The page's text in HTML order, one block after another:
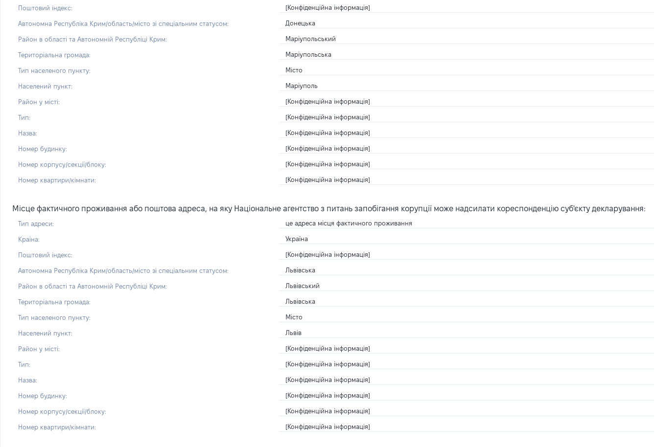
Поштовий індекс: [Конфіденційна інформація]
Автономна Республіка Крим/область/місто зі спеціальним статусом: Донецька
Район в області та Автономній Республіці Крим: Маріупольський
Територіальна громада: Маріупольська
Тип населеного пункту: Місто
Населений пункт: Маріуполь
Район у місті: [Конфіденційна інформація]
Тип: [Конфіденційна інформація]
Назва: [Конфіденційна інформація]
Номер будинку: [Конфіденційна інформація]
Номер корпусу/секції/блоку: [Конфіденційна інформація]
Номер квартири/кімнати: [Конфіденційна інформація]
Місце фактичного проживання або поштова адреса, на яку Національне агентство з питань запобігання корупції може надсилати кореспонденцію суб'єкту декларування:
Тип адреси: це адреса місця фактичного проживання
Країна: Україна
Поштовий індекс: [Конфіденційна інформація]
Автономна Республіка Крим/область/місто зі спеціальним статусом: Львівська
Район в області та Автономній Республіці Крим: Львівський
Територіальна громада: Львівська
Тип населеного пункту: Місто
Населений пункт: Львів
Район у місті: [Конфіденційна інформація]
Тип: [Конфіденційна інформація]
Назва: [Конфіденційна інформація]
Номер будинку: [Конфіденційна інформація]
Номер корпусу/секції/блоку: [Конфіденційна інформація]
Номер квартири/кімнати: [Конфіденційна інформація]